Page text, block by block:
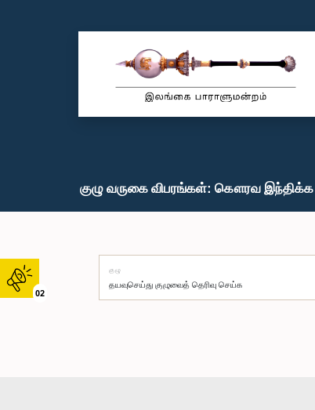
02
குழு வருகை விபரங்கள்: கௌரவ
குழு